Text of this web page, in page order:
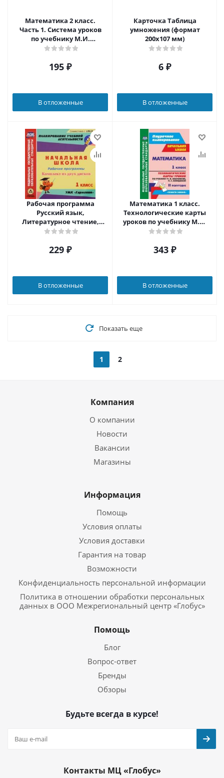
Математика 2 класс.
Часть 1. Система уроков
по учебнику М.И.
Башмакова "Планета
195 ₽
В отложенные
Карточка Таблица
умножения (формат
200х107 мм)
6 ₽
В отложенные
Рабочая программа
Русский язык,
Литературное чтение,
Математика,
Музыка, Технология, ИЗО
229 ₽
В отложенные
Математика 1 класс.
Технологические карты
уроков по учебнику М.И.
Башмакова. УМК
полугодие
343 ₽
В отложенные
Показать еще
1 2
Компания
О компании
Новости
Вакансии
Магазины
Информация
Помощь
Условия оплаты
Условия доставки
Гарантия на товар
Возможности
Конфиденциальность персональной информации
Политика в отношении обработки персональных
данных в ООО Межрегиональный центр «Глобус»
Помощь
Блог
Вопрос-ответ
Бренды
Обзоры
Будьте всегда в курсе!
Контакты МЦ «Глобус»